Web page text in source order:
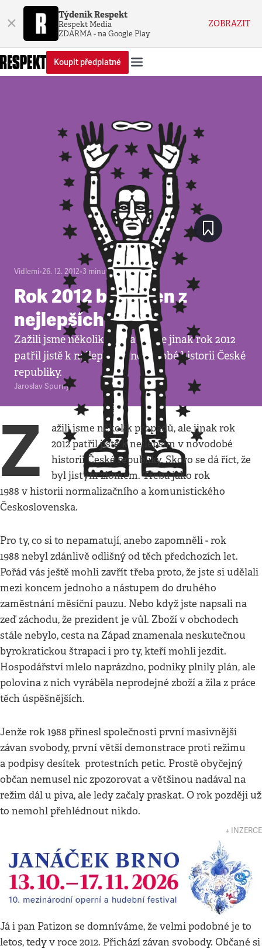
× Týdeník Respekt
Respekt Media
ZDARMA - na Google Play
ZOBRAZIT
Koupit předplatné
Vidlemi•26. 12. 2012•3 minuty
Rok 2012 byl jeden z
nejlepších
Zažili jsme několik propadů, ale jinak rok 2012
patřil jistě k nejlepším v novodobé historii České
republiky.
Jaroslav Spurný
Z
ažili jsme několik propadů, ale jinak rok
2012 patřil jistě k nejlepším v novodobé
historii České republiky. Skoro se dá říct, že
byl jistým zlomem. Třeba jako rok
1988 v historii normalizačního a komunistického
Československa.
Pro ty, co si to nepamatují, anebo zapomněli - rok
1988 nebyl zdánlivě odlišný od těch předchozích let.
Pořád vás ještě mohli zavřít třeba proto, že jste si udělali
mezi koncem jednoho a nástupem do druhého
zaměstnání měsíční pauzu. Nebo když jste napsali na
zeď záchodu, že prezident je vůl. Zboží v obchodech
stále nebylo, cesta na Západ znamenala neskutečnou
byrokratickou štrapaci i pro ty, kteří mohli jezdit.
Hospodářství mlelo naprázdno, podniky plnily plán, ale
polovina z nich vyráběla neprodejné zboží a žila z práce
těch úspěšnějších.
Jenže rok 1988 přinesl společnosti první masivnější
závan svobody, první větší demonstrace proti režimu
a podpisy desítek protestních petic. Prostě obyčejný
občan nemusel nic zpozorovat a většinou nadával na
režim dál u piva, ale ledy začaly praskat. O rok později už
to nemohl přehlédnout nikdo.
↓ INZERCE
Já i pan Patizon se domníváme, že velmi podobné je to
letos, tedy v roce 2012. Přichází závan svobody. Občané si